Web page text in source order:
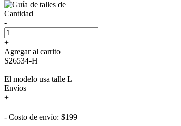
Cantidad
-
+
Agregar al carrito
S26534-H
El modelo usa talle L
Envíos
+
- Costo de envío: $199